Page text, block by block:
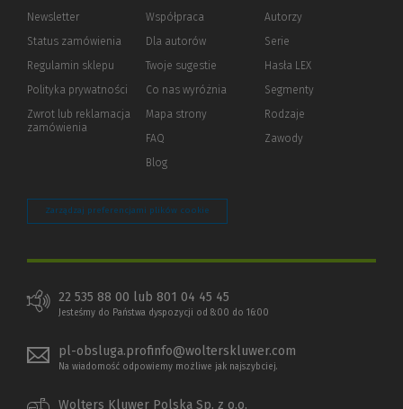
Newsletter
Status zamówienia
Regulamin sklepu
Polityka prywatności (Nowe
(Link
innej
Zwrot lub reklamacja
zamówienia
Współpraca
Dla autorów(Nowe
(Link
innej
Twoje sugestie
Co nas wyróżnia
Mapa strony
FAQ
Blog
Autorzy
Serie
Hasła LEX
Segmenty
Rodzaje
Zawody
Zarządzaj preferencjami plików cookie
22 535 88 00 lub 801 04 45 45
Jesteśmy do Państwa dyspozycji od 8:00 do 16:00
pl-obsluga.profinfo@wolterskluwer.com
Na wiadomość odpowiemy możliwe jak najszybciej.
Wolters Kluwer Polska Sp. z o.o.